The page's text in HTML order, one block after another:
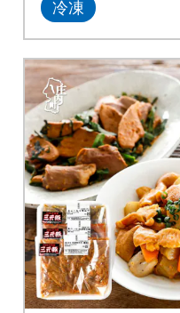
冷凍